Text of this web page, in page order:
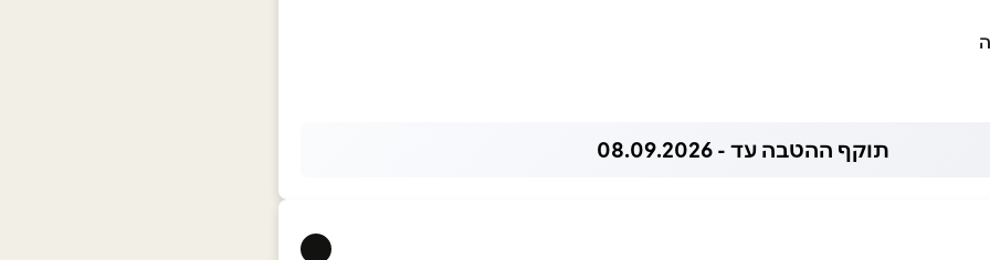
תוקף ההטבה עד - 08.09.2026